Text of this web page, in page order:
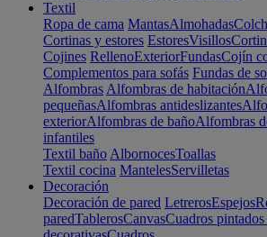
Textil
Ropa de cama MantasAlmohadas
Cortinas y estores EstoresVisillos
Cojines RellenoExteriorFundasCojín
Complementos para sofás Fundas de
Alfombras Alfombras de habitación
pequeñasAlfombras antideslizantes
exteriorAlfombras de bañoAlfombras
infantiles
Textil baño AlbornocesToallas
Textil cocina MantelesServilletas
Decoración
Decoración de pared LetrerosEspejos
paredTablerosCanvasCuadros